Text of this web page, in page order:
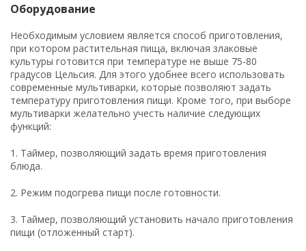
Оборудование
Необходимым условием является способ приготовления,
при котором растительная пища, включая злаковые
культуры готовится при температуре не выше 75-80
градусов Цельсия. Для этого удобнее всего использовать
современные мультиварки, которые позволяют задать
температуру приготовления пищи. Кроме того, при выборе
мультиварки желательно учесть наличие следующих
функций:
1. Таймер, позволяющий задать время приготовления
блюда.
2. Режим подогрева пищи после готовности.
3. Таймер, позволяющий установить начало приготовления
пищи (отложенный старт).